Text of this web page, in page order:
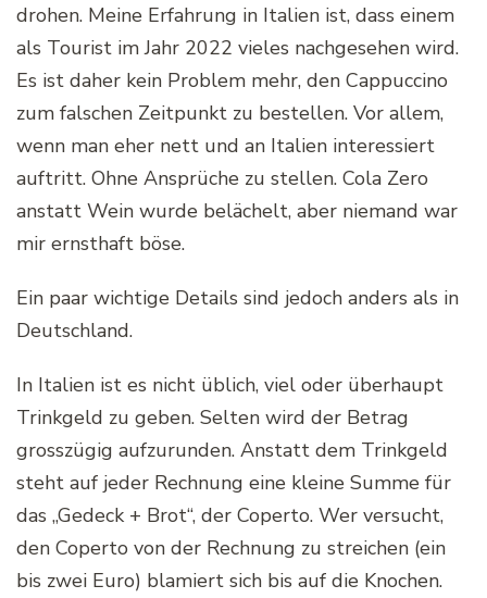
drohen. Meine Erfahrung in Italien ist, dass einem
als Tourist im Jahr 2022 vieles nachgesehen wird.
Es ist daher kein Problem mehr, den Cappuccino
zum falschen Zeitpunkt zu bestellen. Vor allem,
wenn man eher nett und an Italien interessiert
auftritt. Ohne Ansprüche zu stellen. Cola Zero
anstatt Wein wurde belächelt, aber niemand war
mir ernsthaft böse.
Ein paar wichtige Details sind jedoch anders als in
Deutschland.
In Italien ist es nicht üblich, viel oder überhaupt
Trinkgeld zu geben. Selten wird der Betrag
grosszügig aufzurunden. Anstatt dem Trinkgeld
steht auf jeder Rechnung eine kleine Summe für
das „Gedeck + Brot“, der Coperto. Wer versucht,
den Coperto von der Rechnung zu streichen (ein
bis zwei Euro) blamiert sich bis auf die Knochen.